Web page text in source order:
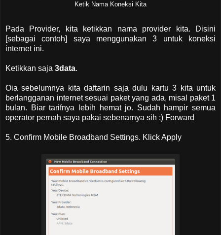
Ketik Nama Koneksi Kita
Pada Provider, kita ketikkan nama provider kita. Disini
[sebagai contoh] saya menggunakan 3 untuk koneksi
internet ini.
Ketikkan saja 3data.
Oia sebelumnya kita daftarin saja dulu kartu 3 kita untuk
berlangganan internet sesuai paket yang ada, misal paket 1
bulan. Biar tarifnya lebih hemat jo. Sudah hampir semua
operator pernah saya pakai sebenarnya sih ;) Forward
5. Confirm Mobile Broadband Settings. Klick Apply